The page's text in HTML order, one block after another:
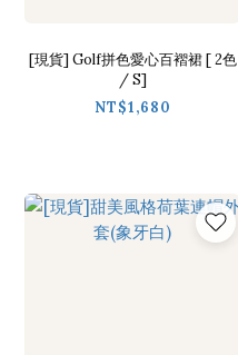
[現貨] Golf拼色愛心百褶裙 [ 2色
/ S]
NT$1,680